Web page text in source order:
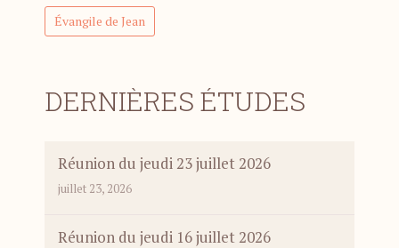
Évangile de Jean
DERNIÈRES ÉTUDES
Réunion du jeudi 23 juillet 2026
juillet 23, 2026
Réunion du jeudi 16 juillet 2026